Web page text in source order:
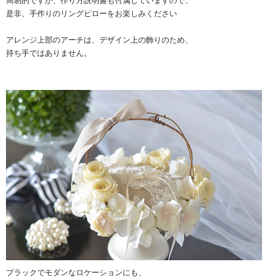
是非、手作りのリングピローをお楽しみください
アレンジ上部のアーチは、デザイン上の飾りのため、
持ち手ではありません。
ブラックでモダンなロケーションにも、